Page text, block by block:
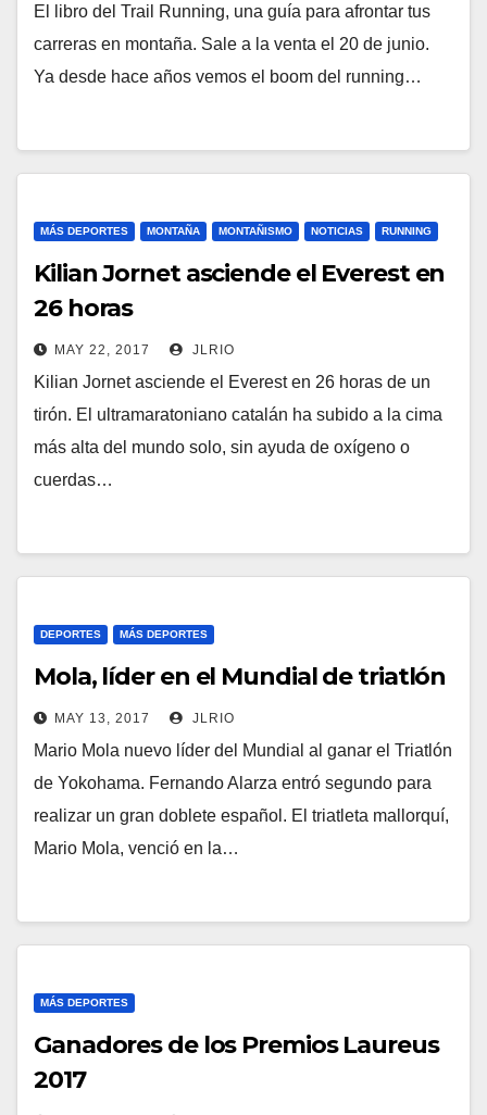
El libro del Trail Running, una guía para afrontar tus
carreras en montaña. Sale a la venta el 20 de junio.
Ya desde hace años vemos el boom del running…
MÁS DEPORTES MONTAÑA MONTAÑISMO NOTICIAS RUNNING
Kilian Jornet asciende el Everest en
26 horas
MAY 22, 2017 JLRIO
Kilian Jornet asciende el Everest en 26 horas de un
tirón. El ultramaratoniano catalán ha subido a la cima
más alta del mundo solo, sin ayuda de oxígeno o
cuerdas…
DEPORTES MÁS DEPORTES
Mola, líder en el Mundial de triatlón
MAY 13, 2017 JLRIO
Mario Mola nuevo líder del Mundial al ganar el Triatlón
de Yokohama. Fernando Alarza entró segundo para
realizar un gran doblete español. El triatleta mallorquí,
Mario Mola, venció en la…
MÁS DEPORTES
Ganadores de los Premios Laureus
2017